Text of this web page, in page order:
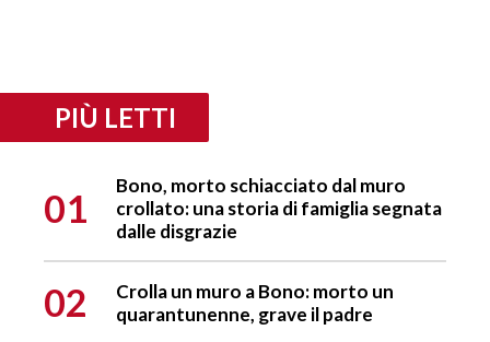
PIÙ LETTI
01
Bono, morto schiacciato dal muro
crollato: una storia di famiglia segnata
dalle disgrazie
02
Crolla un muro a Bono: morto un
quarantunenne, grave il padre